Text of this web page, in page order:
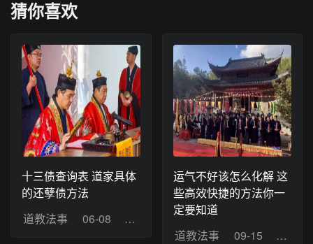
猜你喜欢
十三债查询表 道家具体
的还孽债方法
道教法事
06-08 浏览：17
运气不好该怎么化解 这
些高效快捷的方法你一
定要知道
道教法事
09-15 浏览